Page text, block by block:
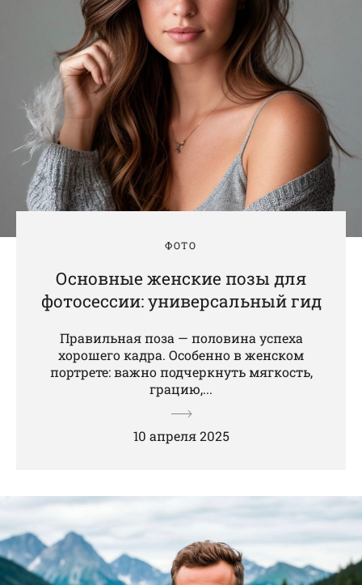
ФОТО
Основные женские позы для
фотосессии: универсальный гид
Правильная поза — половина успеха
хорошего кадра. Особенно в женском
портрете: важно подчеркнуть мягкость,
грацию,...
10 апреля 2025